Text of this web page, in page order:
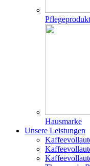
Hausmarke
Unsere Leistungen